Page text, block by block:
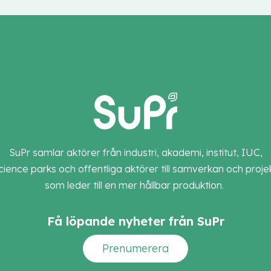
SuPr samlar aktörer från industri, akademi, institut, IUC,
parks och offentliga aktörer till samverkan och
som leder till en mer hållbar produktion.
Få löpande nyheter från SuPr
Prenumerera